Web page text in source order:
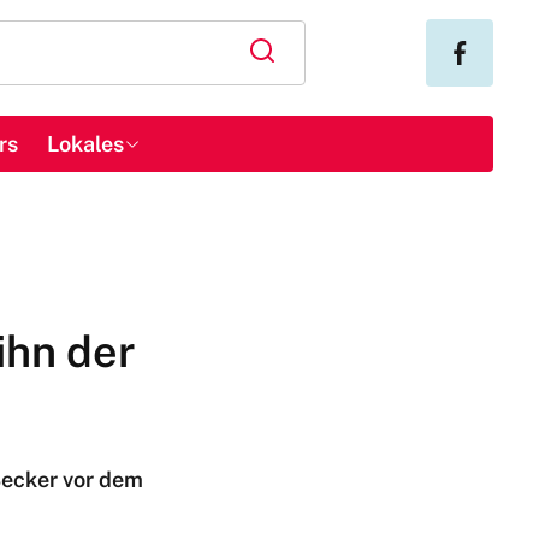
Lokales
der
vor dem